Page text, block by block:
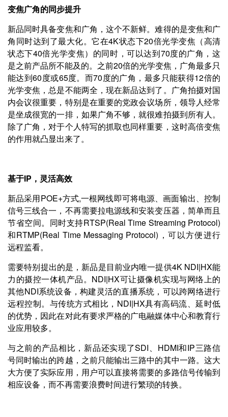
变焦广角的同步提升
新品同时具备变焦和广角，这个不新鲜。难得的是变焦和广
角同时达到了最大化。它在4K状态下20倍光学变焦（高清
状态下40倍光学变焦）的同时，可以达到70度的广角，这
是之前产品所不能及的。之前20倍的光学变焦，广角最多只
能达到60度或65度。而70度的广角，最多只能获得12倍的
光学变焦，总是不能两全，现在新品达到了。广角拍摄对国
内会议很重要，特别是在重要的党政会议场所，领导人经常
是坐成很宽的一排，如果广角不够，就很难拍摄到所有人。
除了广角，对于个人特写的抓取也同样重要，这时高倍变焦
的作用就凸显出来了。
基于IP，灵活高效
新品采用POE+方式,一根网线即可将电源、画面输出、控制
信号三线合一，不再需要拉电源线和安装变压器，简单而且
节省空间。同时支持RTSP(Real Time Streaming Protocol)
和RTMP(Real Time Messaging Protocol)，可以方便进行
远程监看。
需要特别提出的是，新品是目前业内唯一提供4K NDI|HX能
力的摄控一体机产品。NDI|HX可让摄像机实现与网络上的
其他NDI系统设备，构建灵活的直播系统，可以跨网络进行
远程控制。与传统方式相比，NDI|HX具有高码流、延时低
的优势，因此在对此有要求严格的广电融媒体中心和教育行
业应用较多。
与之前的产品相比，新品还实现了SDI、HDMI和IP三路信
号同时输出的跨越，之前只能输出三路中的其中一路。这大
大方便了实际应用，用户可以直接将需要的多路信号传输到
相应设备，而不再需要浪费时间进行繁琐的转换。